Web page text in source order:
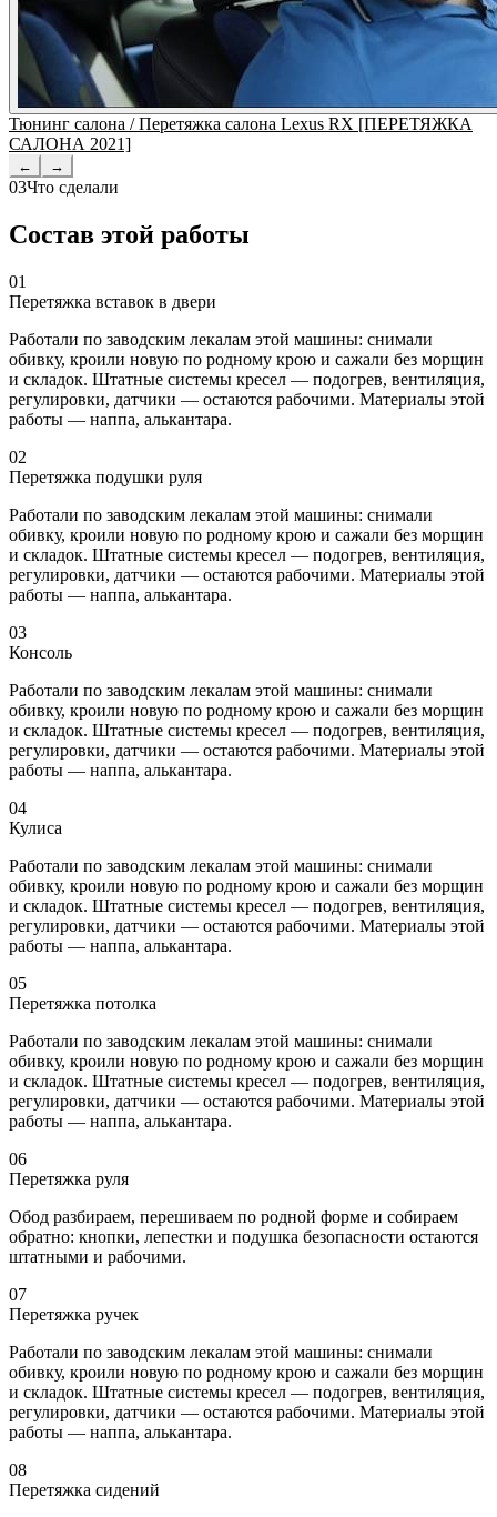
Тюнинг салона / Перетяжка салона Lexus RX [ПЕРЕТЯЖКА
САЛОНА 2021]
← →
03Что сделали
Состав этой работы
01
Перетяжка вставок в двери
Работали по заводским лекалам этой машины: снимали
обивку, кроили новую по родному крою и сажали без морщин
и складок. Штатные системы кресел — подогрев, вентиляция,
регулировки, датчики — остаются рабочими. Материалы этой
работы — наппа, алькантара.
02
Перетяжка подушки руля
Работали по заводским лекалам этой машины: снимали
обивку, кроили новую по родному крою и сажали без морщин
и складок. Штатные системы кресел — подогрев, вентиляция,
регулировки, датчики — остаются рабочими. Материалы этой
работы — наппа, алькантара.
03
Консоль
Работали по заводским лекалам этой машины: снимали
обивку, кроили новую по родному крою и сажали без морщин
и складок. Штатные системы кресел — подогрев, вентиляция,
регулировки, датчики — остаются рабочими. Материалы этой
работы — наппа, алькантара.
04
Кулиса
Работали по заводским лекалам этой машины: снимали
обивку, кроили новую по родному крою и сажали без морщин
и складок. Штатные системы кресел — подогрев, вентиляция,
регулировки, датчики — остаются рабочими. Материалы этой
работы — наппа, алькантара.
05
Перетяжка потолка
Работали по заводским лекалам этой машины: снимали
обивку, кроили новую по родному крою и сажали без морщин
и складок. Штатные системы кресел — подогрев, вентиляция,
регулировки, датчики — остаются рабочими. Материалы этой
работы — наппа, алькантара.
06
Перетяжка руля
Обод разбираем, перешиваем по родной форме и собираем
обратно: кнопки, лепестки и подушка безопасности остаются
штатными и рабочими.
07
Перетяжка ручек
Работали по заводским лекалам этой машины: снимали
обивку, кроили новую по родному крою и сажали без морщин
и складок. Штатные системы кресел — подогрев, вентиляция,
регулировки, датчики — остаются рабочими. Материалы этой
работы — наппа, алькантара.
08
Перетяжка сидений